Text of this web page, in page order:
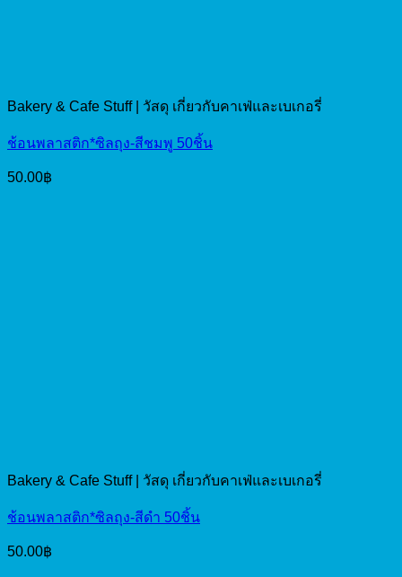
Bakery & Cafe Stuff | วัสดุ เกี่ยวกับคาเฟ่และเบเกอรี่
ช้อนพลาสติก*ซิลถุง-สีชมพู 50ชิ้น
50.00฿
Bakery & Cafe Stuff | วัสดุ เกี่ยวกับคาเฟ่และเบเกอรี่
ช้อนพลาสติก*ซิลถุง-สีดำ 50ชิ้น
50.00฿